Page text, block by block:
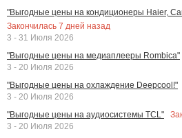
"Выгодные цены на кондиционеры Haier,
Закончилась 7 дней назад
3 - 31 Июля 2026
"Выгодные цены на медиаплееры Rombica"
3 - 20 Июля 2026
"Выгодные цены на охлаждение Deepcool!"
3 - 20 Июля 2026
"Выгодные цены на аудиосистемы TCL"
3 - 20 Июля 2026